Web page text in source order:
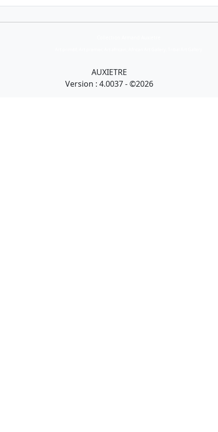
AUXIETRE
Version : 4.0037 - ©2026